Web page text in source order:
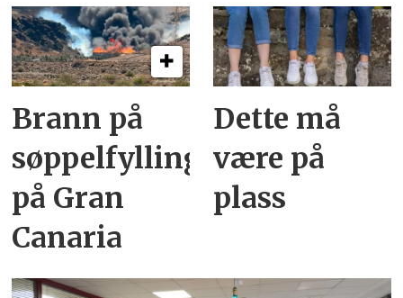
Brann på
søppelfylling
på Gran
Canaria
Dette må
være på
plass